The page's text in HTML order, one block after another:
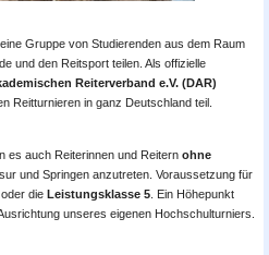
Gruppe von Studierenden aus dem Raum
und den Reitsport teilen. Als offizielle
Reiterverband e.V. (DAR)
Reitturnieren in ganz Deutschland teil.
es auch Reiterinnen und Reitern ohne
und Springen anzutreten. Voraussetzung für
oder die Leistungsklasse 5 . Ein Höhepunkt
unseres eigenen Hochschulturniers.